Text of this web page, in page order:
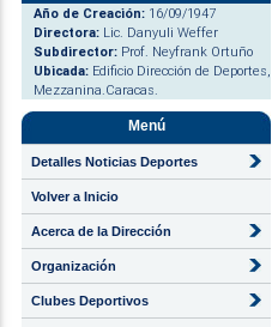
Año de Creación: 16/09/1947
Directora: Lic. Danyuli Weffer
Subdirector: Prof. Neyfrank Ortuño
Ubicada: Edificio Dirección de Deportes,
Mezzanina.Caracas.
Menú
Detalles Noticias Deportes
Volver a Inicio
Acerca de la Dirección
Organización
Clubes Deportivos